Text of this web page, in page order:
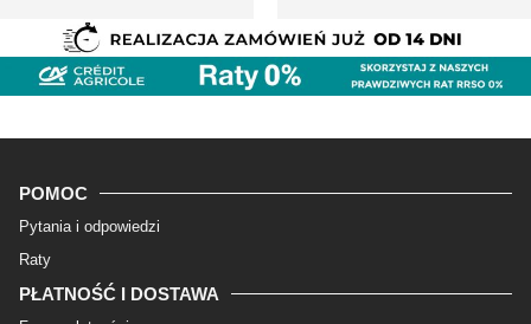
POMOC
Pytania i odpowiedzi
Raty
PŁATNOŚĆ I DOSTAWA